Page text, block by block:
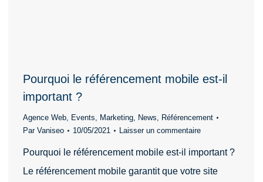
Pourquoi le référencement mobile est-il
important ?
Agence Web, Events, Marketing, News, Référencement
Par Vaniseo 10/05/2021 Laisser un commentaire
Pourquoi le référencement mobile est-il important ?
Le référencement mobile garantit que votre site